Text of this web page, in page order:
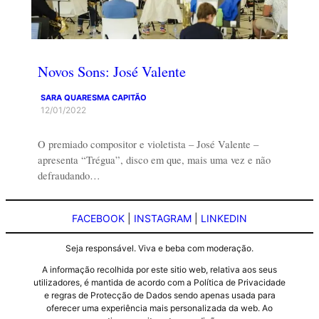
Novos Sons: José Valente
SARA QUARESMA CAPITÃO
12/01/2022
O premiado compositor e violetista – José Valente –
apresenta “Trégua”, disco em que, mais uma vez e não
defraudando…
FACEBOOK INSTAGRAM LINKEDIN
Seja responsável. Viva e beba com moderação.
A informação recolhida por este sitio web, relativa aos seus
utilizadores, é mantida de acordo com a Política de Privacidade
e regras de Protecção de Dados sendo apenas usada para
oferecer uma experiência mais personalizada da web. Ao